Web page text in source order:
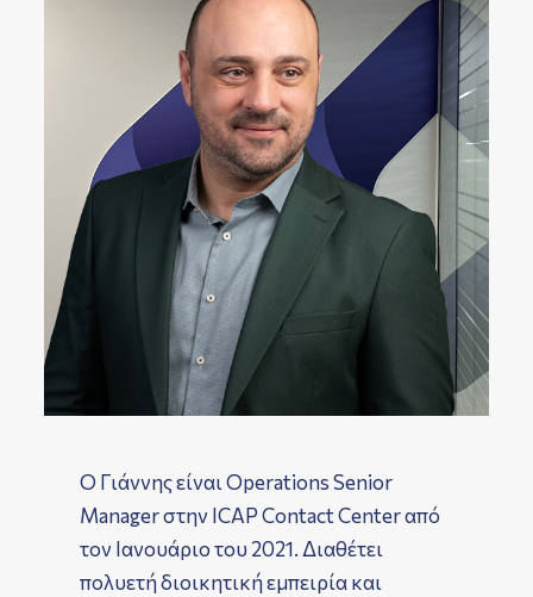
Ο Γιάννης είναι Operations Senior
Manager στην ICAP Contact Center από
τον Ιανουάριο του 2021. Διαθέτει
πολυετή διοικητική εμπειρία και